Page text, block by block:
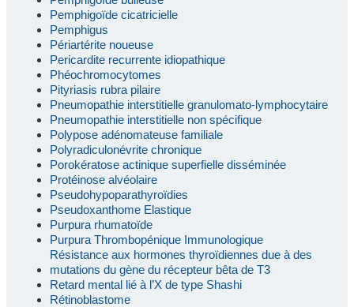
Pemphigoïde cicatricielle
Pemphigus
Périartérite noueuse
Pericardite recurrente idiopathique
Phéochromocytomes
Pityriasis rubra pilaire
Pneumopathie interstitielle granulomato-lymphocytaire
Pneumopathie interstitielle non spécifique
Polypose adénomateuse familiale
Polyradiculonévrite chronique
Porokératose actinique superfielle disséminée
Protéinose alvéolaire
Pseudohypoparathyroïdies
Pseudoxanthome Elastique
Purpura rhumatoïde
Purpura Thrombopénique Immunologique
Résistance aux hormones thyroïdiennes due à des
mutations du gène du récepteur bêta de T3
Retard mental lié à l’X de type Shashi
Rétinoblastome